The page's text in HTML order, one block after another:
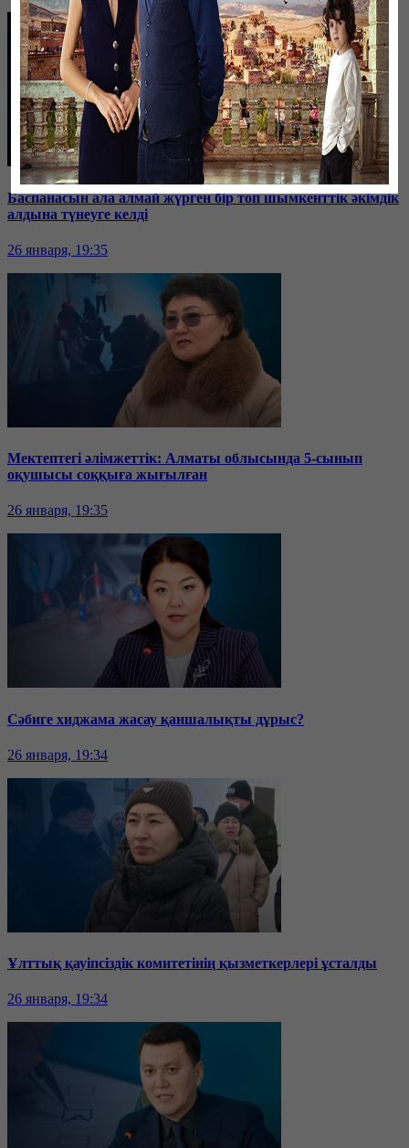
Баспанасын ала алмай жүрген бір топ шымкенттік әкімдік
алдына түнеуге келді
26 января, 19:35
Мектептегі әлімжеттік: Алматы облысында 5-сынып
оқушысы соққыға жығылған
26 января, 19:35
Сәбиге хиджама жасау қаншалықты дұрыс?
26 января, 19:34
Ұлттық қауіпсіздік комитетінің қызметкерлері ұсталды
26 января, 19:34